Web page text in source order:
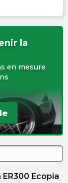
la
en mesure
Ecopia